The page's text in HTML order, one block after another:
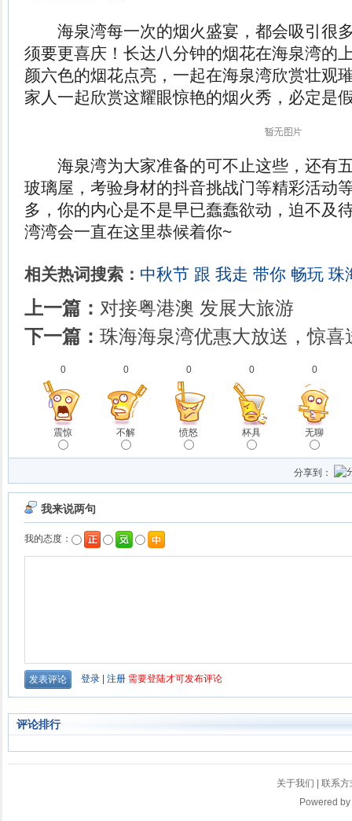
海泉湾每一次的烟火盛宴，都会吸引很
须要更喜庆！长达八分钟的烟花在海泉湾的
颜六色的烟花点亮，一起在海泉湾欣赏壮观
家人一起欣赏这耀眼惊艳的烟火秀，必定是
海泉湾为大家准备的可不止这些，还有
玻璃屋，考验身材的抖音挑战门等精彩活动
多，你的内心是不是早已蠢蠢欲动，迫不及
湾湾会一直在这里恭候着你~
相关热词搜索： 中秋节 跟 我走 带你 畅玩 珠
上一篇： 对接粤港澳 发展大旅游
下一篇： 珠海海泉湾优惠大放送，惊
0
震惊
0
不解
0
愤怒
0
杯具
0
无聊
分享到：
评论排行
关于我们
联系方
Powered by